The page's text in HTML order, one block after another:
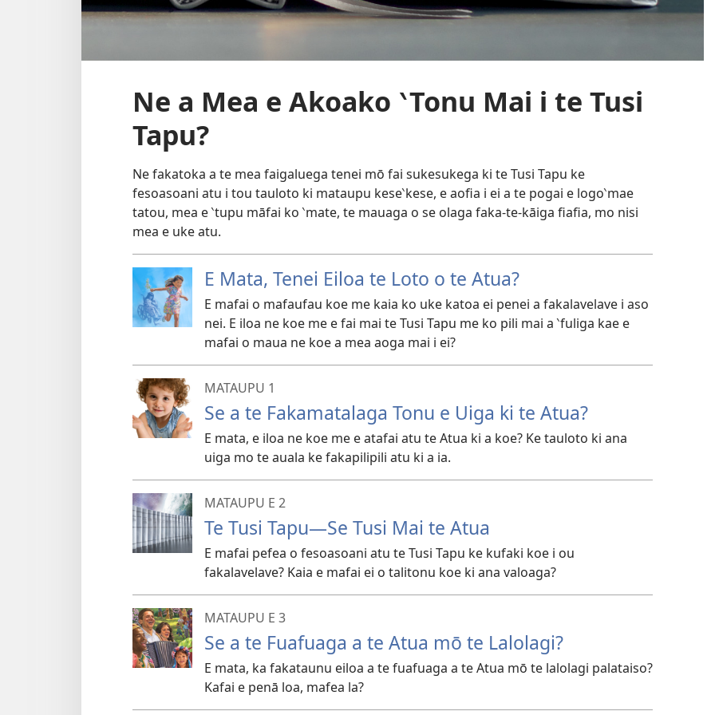
Ne a Mea e Akoako ‵Tonu Mai i te Tusi
Tapu?
Ne fakatoka a te mea faigaluega tenei mō fai sukesukega ki te Tusi Tapu ke
fesoasoani atu i tou tauloto ki mataupu kese‵kese, e aofia i ei a te pogai e logo‵mae
tatou, mea e ‵tupu māfai ko ‵mate, te mauaga o se olaga faka-te-kāiga fiafia, mo nisi
mea e uke atu.
E Mata, Tenei Eiloa te Loto o te Atua?
E mafai o mafaufau koe me kaia ko uke katoa ei penei a fakalavelave i aso
nei. E iloa ne koe me e fai mai te Tusi Tapu me ko pili mai a ‵fuliga kae e
mafai o maua ne koe a mea aoga mai i ei?
MATAUPU 1
Se a te Fakamatalaga Tonu e Uiga ki te Atua?
E mata, e iloa ne koe me e atafai atu te Atua ki a koe? Ke tauloto ki ana
uiga mo te auala ke fakapilipili atu ki a ia.
MATAUPU E 2
Te Tusi Tapu—Se Tusi Mai te Atua
E mafai pefea o fesoasoani atu te Tusi Tapu ke kufaki koe i ou
fakalavelave? Kaia e mafai ei o talitonu koe ki ana valoaga?
MATAUPU E 3
Se a te Fuafuaga a te Atua mō te Lalolagi?
E mata, ka fakataunu eiloa a te fuafuaga a te Atua mō te lalolagi palataiso?
Kafai e penā loa, mafea la?